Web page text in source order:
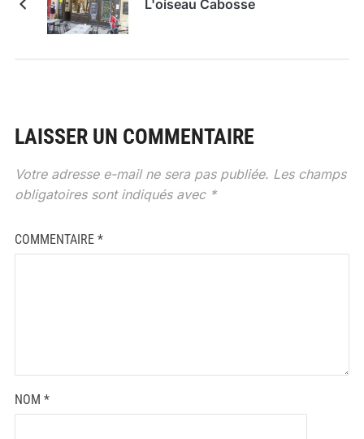
L'oiseau Cabosse
LAISSER UN COMMENTAIRE
Votre adresse e-mail ne sera pas publiée. Les champs
obligatoires sont indiqués avec *
COMMENTAIRE *
NOM *